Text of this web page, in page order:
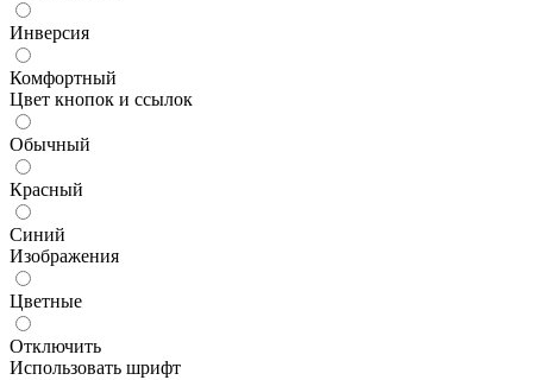
Инверсия
Комфортный
Цвет кнопок и ссылок
Обычный
Красный
Синий
Изображения
Цветные
Отключить
Использовать шрифт